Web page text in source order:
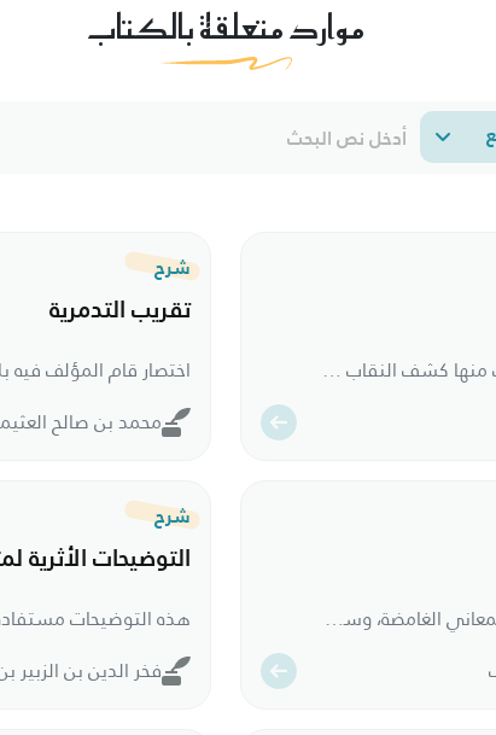
موارد متعلقة بالكتاب
أقدم شروح التدمرية، ومن أهمها، وقد أراد المؤلف منها كشف النقاب عن غامض التدمرية، وإماطة اللثام عن مراميها، وجمع مفصلها، وإيضاح مجملها.
شرح
تقريب التدمرية
محمد بن صالح
شرح متوسط بين الإسهاب والإيجاز، فكك ووضح المعاني الغامضة، وسهل المسائل العويصة، مع ما امتاز به الشرح من كثرة إيراد الأمثلة. وفي حواشي الشرح نقول كثيرة من كتاب (منهج إمام الحرمين في دراسة العقيدة) للمؤلف.
شرح
التوضيحات الأثرية
فخر الدين بن